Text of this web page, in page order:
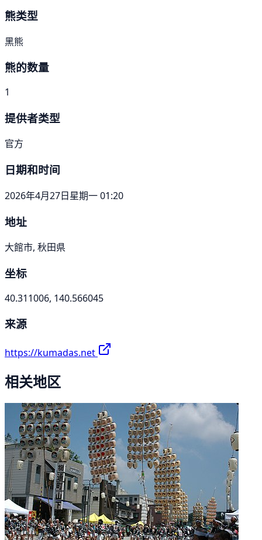
熊类型
黑熊
熊的数量
1
提供者类型
官方
日期和时间
2026年4月27日星期一 01:20
地址
大館市, 秋田県
坐标
40.311006, 140.566045
来源
https://kumadas.net
相关地区